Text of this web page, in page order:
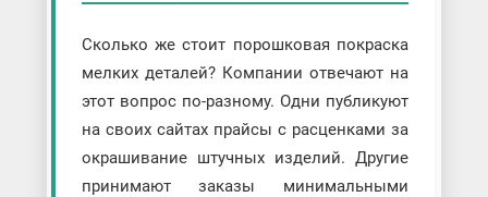
Сколько же стоит порошковая покраска
мелких деталей? Компании отвечают на
этот вопрос по-разному. Одни публикуют
на своих сайтах прайсы с расценками за
окрашивание штучных изделий. Другие
принимают заказы минимальными